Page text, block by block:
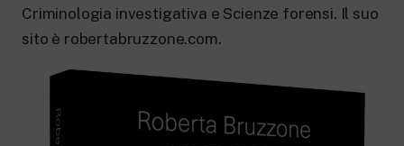
Criminologia investigativa e Scienze forensi. Il suo
sito è robertabruzzone.com.